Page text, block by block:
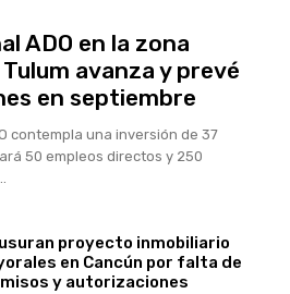
ADO en la zona
avanza y prevé
en septiembre
contempla una inversión de 37
50 empleos directos y 250
proyecto inmobiliario
en Cancún por falta de
y autorizaciones